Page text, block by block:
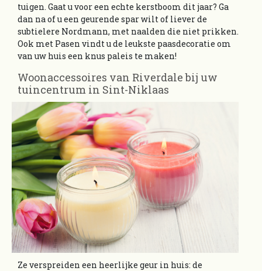
tuigen. Gaat u voor een echte kerstboom dit jaar? Ga
dan na of u een geurende spar wilt of liever de
subtielere Nordmann, met naalden die niet prikken.
Ook met Pasen vindt u de leukste paasdecoratie om
van uw huis een knus paleis te maken!
Woonaccessoires van Riverdale bij uw
tuincentrum in Sint-Niklaas
Ze verspreiden een heerlijke geur in huis: de